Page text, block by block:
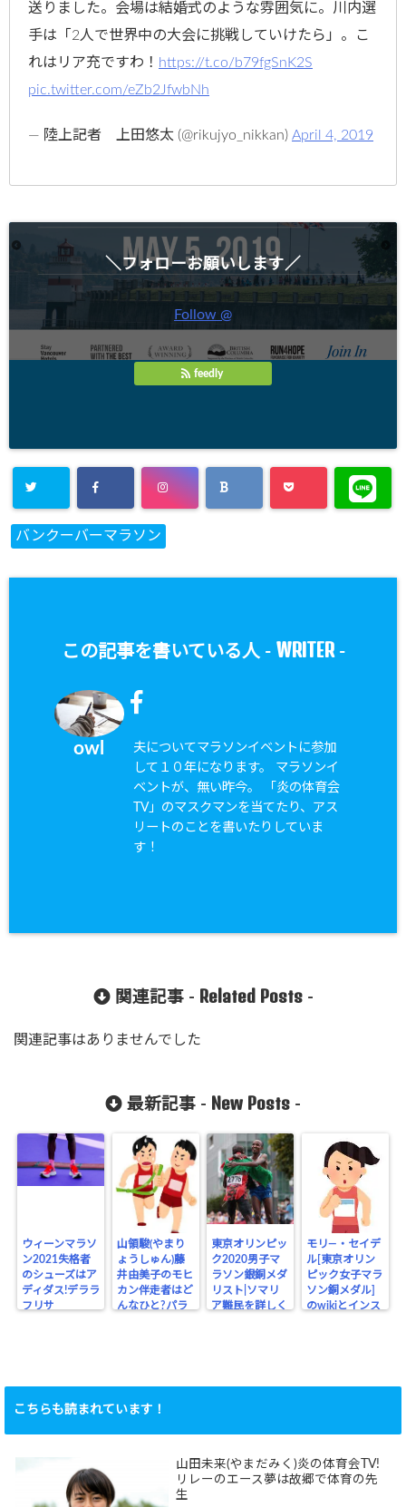
送りました。会場は結婚式のような雰囲気に。川内選
手は「2人で世界中の大会に挑戦していけたら」。こ
れはリア充ですわ！ https://t.co/b79fgSnK2S
pic.twitter.com/eZb2JfwbNh
— 陸上記者 上田悠太 (@rikujyo_nikkan) April 4, 2019
＼フォローお願いします／
Follow @
feedly
バンクーバーマラソン
この記事を書いている人 - WRITER-
owl
夫についてマラソンイベントに参加
して１０年になります。 マラソンイ
ベントが、無い昨今。 「炎の体育会
TV」のマスクマンを当てたり、アス
リートのことを書いたりしていま
す！
関連記事 - Related Posts-
関連記事はありませんでした
最新記事 - New Posts -
ウィーンマラソ
ン2021失格者
のシューズはア
ディダス!デララ
フリサ
山領駿(やまり
ょうしゅん)藤
井由美子のモヒ
カン伴走者はど
んなひと?パラ
東京オリンピッ
ク2020男子マ
ラソン銀銅メダ
リスト|ソマリ
ア難民を詳しく
モリ―・セイデ
ル[東京オリン
ピック女子マラ
ソン銅メダル]
のwikiとインス
こちらも読まれています！
山田未来(やまだみく)炎の体育会TV!
リレーのエース夢は故郷で体育の先
生